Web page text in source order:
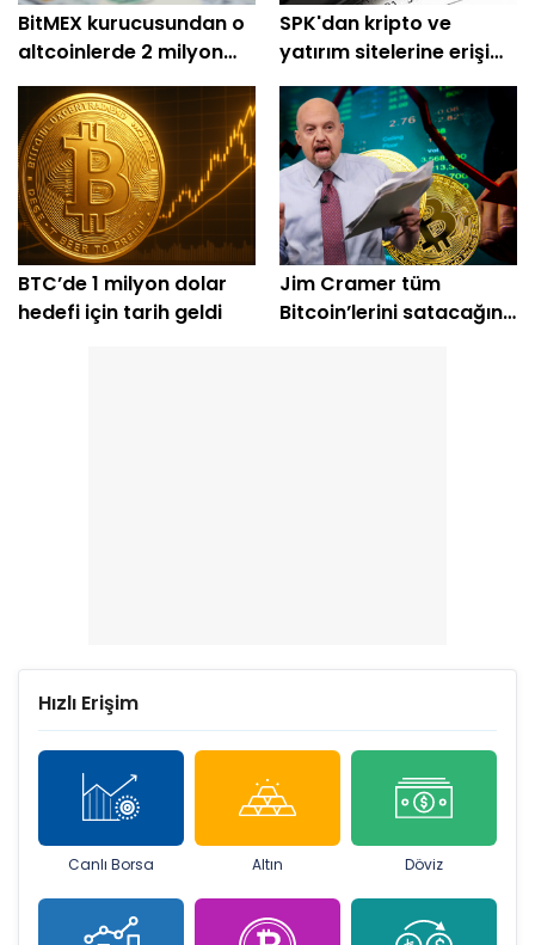
BitMEX kurucusundan o
altcoinlerde 2 milyon
dolarlık alım
SPK'dan kripto ve
yatırım sitelerine erişim
engeli
BTC’de 1 milyon dolar
hedefi için tarih geldi
Jim Cramer tüm
Bitcoin’lerini satacağını
Hızlı Erişim
Canlı Borsa Altın Döviz